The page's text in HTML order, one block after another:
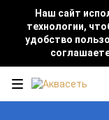
Наш сайт
технологии,
удобство